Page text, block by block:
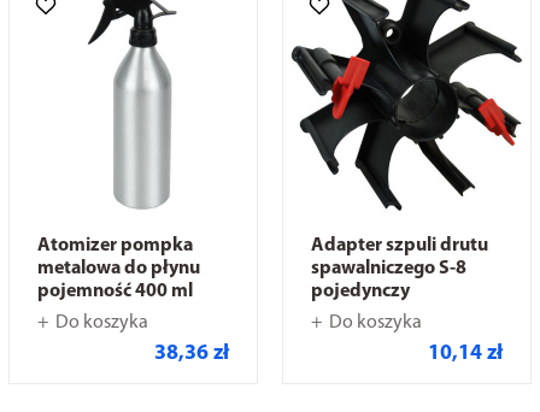
Atomizer pompka
metalowa do płynu
pojemność 400 ml
Do koszyka
38,36 zł
Adapter szpuli drutu
spawalniczego S-8
pojedynczy
Do koszyka
10,14 zł